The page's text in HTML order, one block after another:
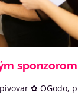
✿ OGodo,